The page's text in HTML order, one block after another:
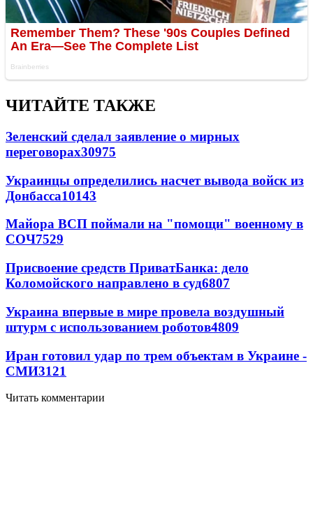
ЧИТАЙТЕ ТАКЖЕ
Зеленский сделал заявление о мирных
переговорах30975
Украинцы определились насчет вывода войск из
Донбасса10143
Майора ВСП поймали на "помощи" военному в
СОЧ7529
Присвоение средств ПриватБанка: дело
Коломойского направлено в суд6807
Украина впервые в мире провела воздушный
штурм с использованием роботов4809
Иран готовил удар по трем объектам в Украине -
СМИ3121
Читать комментарии